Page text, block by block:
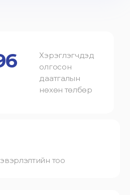
Хэрэглэгчдэд
олгосон
даатгалын
нөхөн төлбөр
тоо